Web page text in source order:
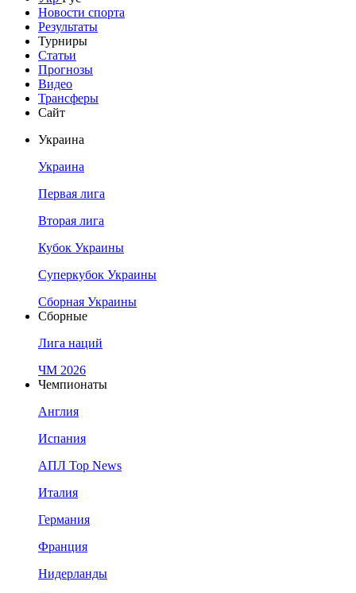
Новости спорта
Результаты
Турниры
Статьи
Прогнозы
Видео
Трансферы
Сайт
Украина
Украина
Первая лига
Вторая лига
Кубок Украины
Суперкубок Украины
Сборная Украины
Сборные
Лига наций
ЧМ 2026
Чемпионаты
Англия
Испания
АПЛ Top News
Италия
Германия
Франция
Нидерланды